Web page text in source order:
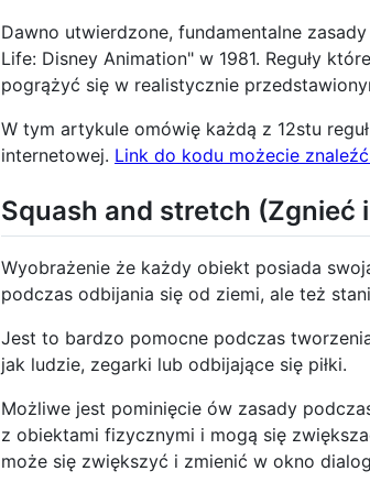
Dawno utwierdzone, fundamentalne
Life: Disney Animation" w 1981. Reguły
pogrążyć się w realistycznie
W tym artykule omówię każdą z 12stu
internetowej. Link do kodu możecie
Squash and stretch (Zgnieć
Wyobrażenie że każdy obiekt posiada
podczas odbijania się od ziemi, ale też
Jest to bardzo pomocne podczas
jak ludzie, zegarki lub odbijające się piłki.
Możliwe jest pominięcie ów zasady
z obiektami fizycznymi i mogą się
może się zwiększyć i zmienić w okno